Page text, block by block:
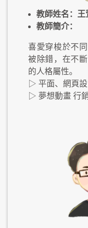
教師姓名：王
教師簡介：
喜愛穿梭於不
被除錯，在不
的人格屬性。
▷ 平面、網頁
▷ 夢想動畫 行